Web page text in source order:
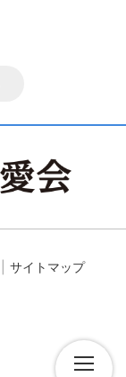
サイトマップ